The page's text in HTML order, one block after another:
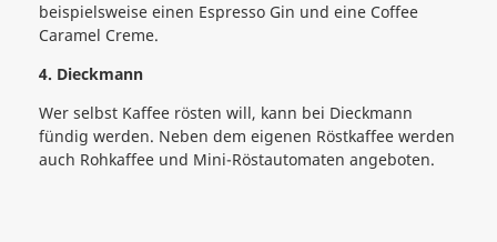
beispielsweise einen Espresso Gin und eine Coffee
Caramel Creme.
4. Dieckmann
Wer selbst Kaffee rösten will, kann bei Dieckmann
fündig werden. Neben dem eigenen Röstkaffee werden
auch Rohkaffee und Mini-Röstautomaten angeboten.